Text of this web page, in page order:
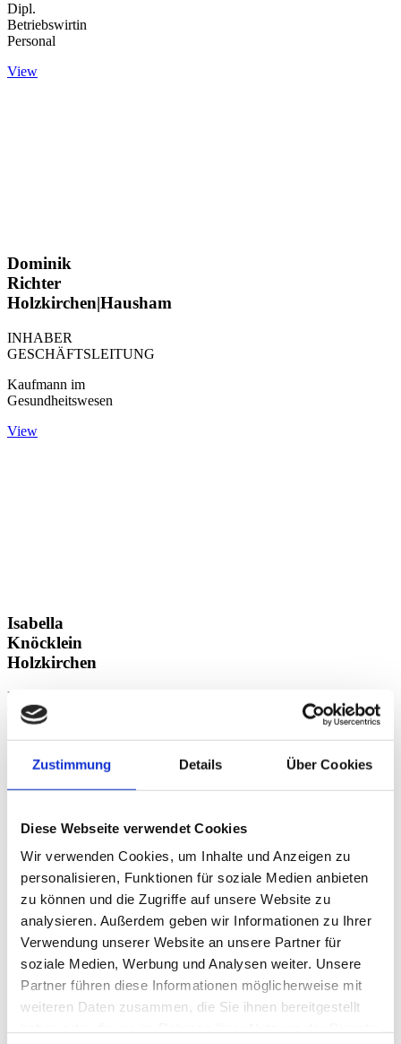
Zustimmung Details Über Cookies
Diese Webseite verwendet Cookies
Wir verwenden Cookies, um Inhalte und Anzeigen zu
personalisieren, Funktionen für soziale Medien anbieten
zu können und die Zugriffe auf unsere Website zu
analysieren. Außerdem geben wir Informationen zu Ihrer
Verwendung unserer Website an unsere Partner für
soziale Medien, Werbung und Analysen weiter. Unsere
Partner führen diese Informationen möglicherweise mit
weiteren Daten zusammen, die Sie ihnen bereitgestellt
Dipl.
Betriebswirtin
Personal
View
Dominik
Richter
Holzkirchen|Hausham
INHABER
GESCHÄFTSLEITUNG
Kaufmann im
Gesundheitswesen
View
Isabella
Knöcklein
Holzkirchen
LEITUNG
THERAPIE,
FACHLICHE
LEITUNG
PT Holzkirchen
Physiotherapeutin
View
Guido